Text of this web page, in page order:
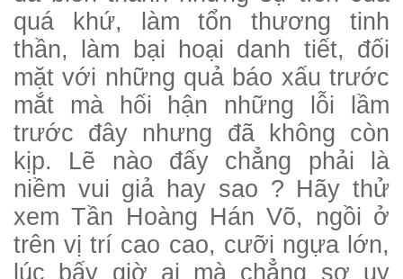
quá khứ, làm tổn thương tinh
thần, làm bại hoại danh tiết, đối
mặt với những quả báo xấu trước
mắt mà hối hận những lỗi lầm
trước đây nhưng đã không còn
kịp. Lẽ nào đấy chẳng phải là
niềm vui giả hay sao ? Hãy thử
xem Tần Hoàng Hán Võ, ngồi ở
trên vị trí cao cao, cưỡi ngựa lớn,
lúc bấy giờ ai mà chẳng sợ uy